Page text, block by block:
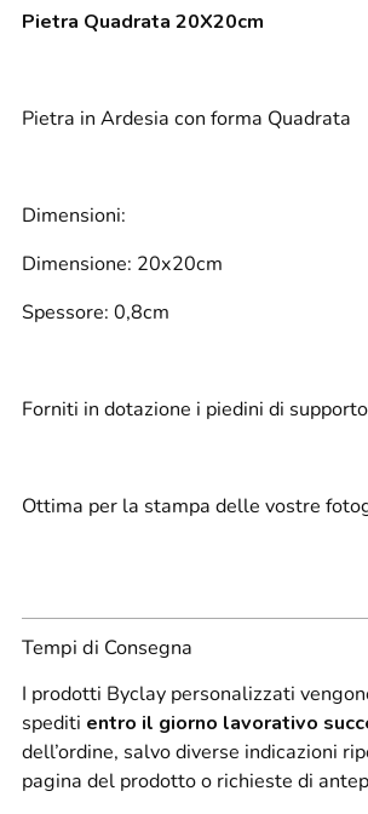
prodotto
al
Pietra Quadrata 20X20cm
Pietra in Ardesia con forma Quadrata
Dimensioni:
Dimensione: 20x20cm
Spessore: 0,8cm
Forniti in dotazione i piedini di
Ottima per la stampa delle vostre
Tempi di Consegna
I prodotti Byclay personalizzati
spediti entro il giorno lavorativo
dell’ordine, salvo diverse indicazioni
pagina del prodotto o richieste di